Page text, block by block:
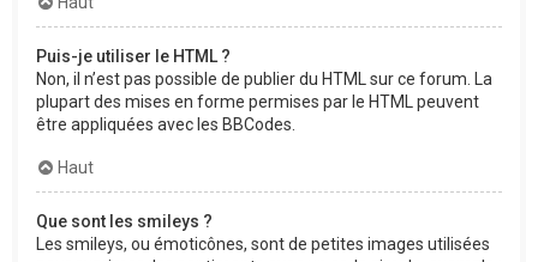
Puis-je utiliser le HTML ?
Non, il n’est pas possible de publier du HTML sur ce forum. La
plupart des mises en forme permises par le HTML peuvent
être appliquées avec les BBCodes.
Haut
Que sont les smileys ?
Les smileys, ou émoticônes, sont de petites images utilisées